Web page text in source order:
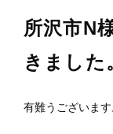
所沢市N
きました
有難うございます